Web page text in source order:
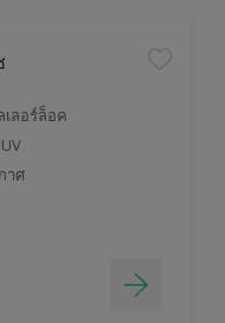
ลอร์ล็อค
าศ